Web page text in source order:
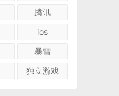
腾讯
ios
暴雪
独立游戏